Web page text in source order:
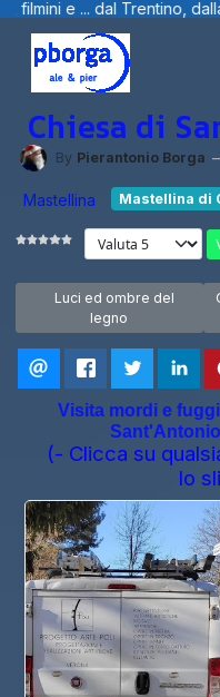
dal Trentino, dalla Liguria
Chiesa di
By Pierantonio Borga
Mastellina Mastellina di
Valuta
Articolo precedente: Luci
Luci ed ombre del
legno
Visita mordi e
(- Clicca su
lo